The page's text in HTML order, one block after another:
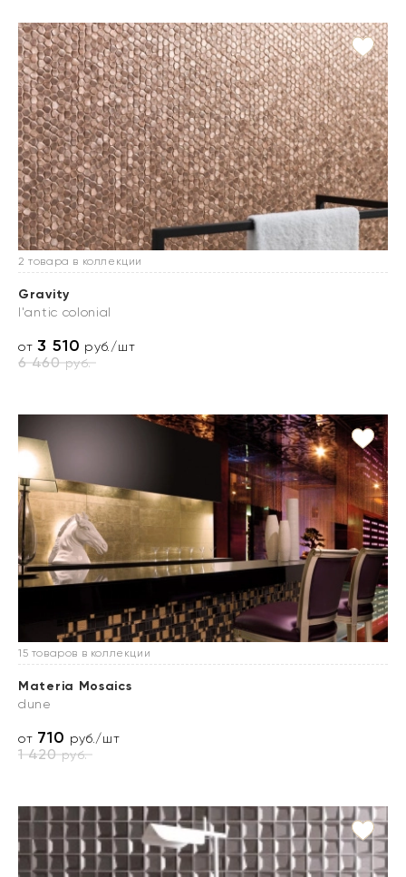
2 товара в коллекции
Gravity
l'antic colonial
от3 510 руб./шт
6 460руб.
15 товаров в коллекции
Materia Mosaics
dune
от 710 руб./шт
1 420руб.